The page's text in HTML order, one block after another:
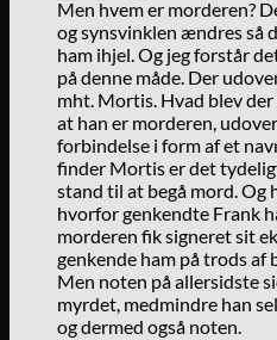
Men hvem er morderen?
og synsvinklen ændres så
ham ihjel. Og jeg forstår
på denne måde. Der
mht. Mortis. Hvad blev
at han er morderen,
forbindelse i form af et
finder Mortis er det
stand til at begå mord. Og
hvorfor genkendte Frank
morderen fik signeret sit
genkende ham på trods af
Men noten på allersidste
myrdet, medmindre han
og dermed også noten.